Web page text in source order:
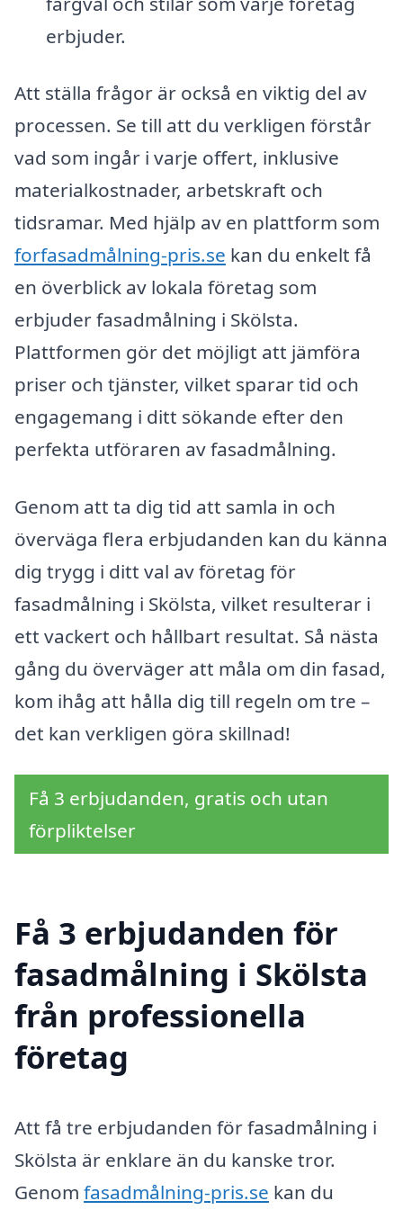
erbjuder.
Att ställa frågor är också en viktig del av
processen. Se till att du verkligen förstår
vad som ingår i varje offert, inklusive
materialkostnader, arbetskraft och
tidsramar. Med hjälp av en plattform som
forfasadmålning-pris.se kan du enkelt få
en överblick av lokala företag som
erbjuder fasadmålning i Skölsta.
Plattformen gör det möjligt att jämföra
priser och tjänster, vilket sparar tid och
engagemang i ditt sökande efter den
perfekta utföraren av fasadmålning.
Genom att ta dig tid att samla in och
överväga flera erbjudanden kan du känna
dig trygg i ditt val av företag för
fasadmålning i Skölsta, vilket resulterar i
ett vackert och hållbart resultat. Så nästa
gång du överväger att måla om din fasad,
kom ihåg att hålla dig till regeln om tre –
det kan verkligen göra skillnad!
Få 3 erbjudanden, gratis och utan
förpliktelser
Få 3 erbjudanden för
fasadmålning i Skölsta
från professionella
företag
Att få tre erbjudanden för fasadmålning i
Skölsta är enklare än du kanske tror.
Genom fasadmålning-pris.se kan du